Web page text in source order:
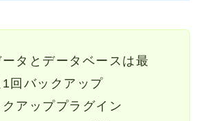
タとデータベースは最
回バックアップ
アッププラグイン